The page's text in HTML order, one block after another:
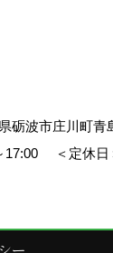
砺波市庄川町
17:00
＜定休
All Rights Reserved.